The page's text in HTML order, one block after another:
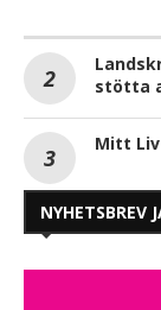
stötta
Mitt
NYHETSBREV